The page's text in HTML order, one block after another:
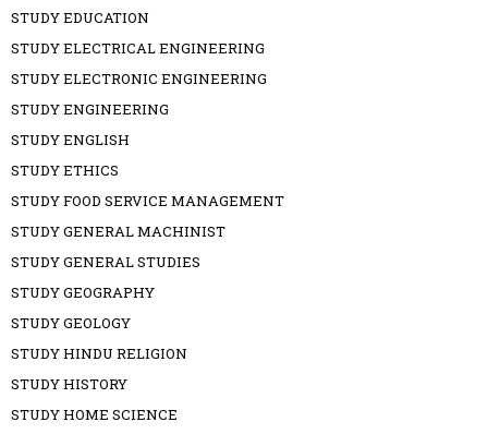
STUDY EDUCATION
STUDY ELECTRICAL ENGINEERING
STUDY ELECTRONIC ENGINEERING
STUDY ENGINEERING
STUDY ENGLISH
STUDY ETHICS
STUDY FOOD SERVICE MANAGEMENT
STUDY GENERAL MACHINIST
STUDY GENERAL STUDIES
STUDY GEOGRAPHY
STUDY GEOLOGY
STUDY HINDU RELIGION
STUDY HISTORY
STUDY HOME SCIENCE